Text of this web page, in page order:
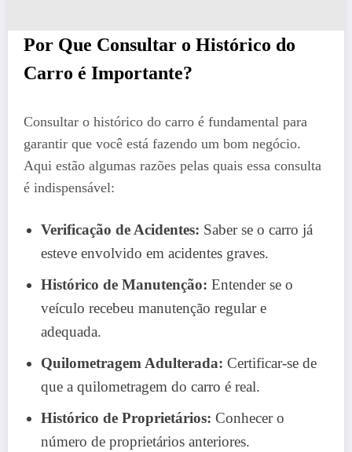
Por Que Consultar o Histórico do
Carro é Importante?
Consultar o histórico do carro é fundamental para
garantir que você está fazendo um bom negócio.
Aqui estão algumas razões pelas quais essa consulta
é indispensável:
Verificação de Acidentes: Saber se o carro já
esteve envolvido em acidentes graves.
Histórico de Manutenção: Entender se o
veículo recebeu manutenção regular e
adequada.
Quilometragem Adulterada: Certificar-se de
que a quilometragem do carro é real.
Histórico de Proprietários: Conhecer o
número de proprietários anteriores.